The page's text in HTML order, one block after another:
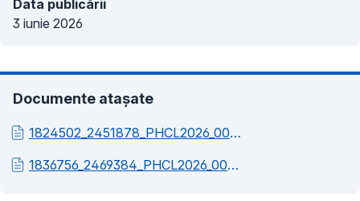
Data publicării
3 iunie 2026
Documente atașate
1824502_2451878_PHCL2026_000223_Referat_de_aprobare.pdf
1836756_2469384_PHCL2026_000223_Raport_de_specialitate.pdf